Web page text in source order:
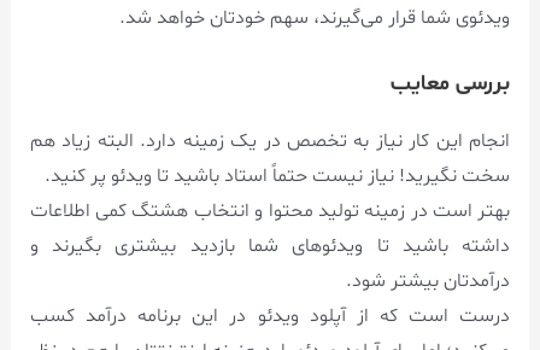
ویدئوی شما قرار می‌گیرند، سهم خودتان خواهد شد.
بررسی معایب
انجام این کار نیاز به تخصص در یک زمینه دارد. البته زیاد هم
سخت نگیرید! نیاز نیست حتماً استاد باشید تا ویدئو پر کنید.
بهتر است در زمینه تولید محتوا و انتخاب هشتگ کمی اطلاعات
داشته باشید تا ویدئوهای شما بازدید بیشتری بگیرند و
درآمدتان بیشتر شود.
درست است که از آپلود ویدئو در این برنامه درآمد کسب